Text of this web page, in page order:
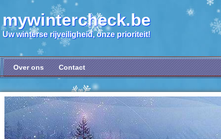
mywintercheck.be
Uw winterse rijveiligheid, onze prioriteit!
Over ons Contact